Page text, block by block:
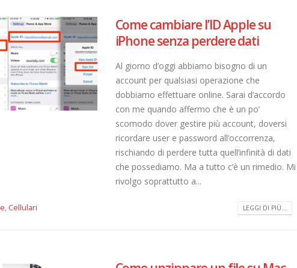
Come cambiare l’ID Apple su
iPhone senza perdere dati
Al giorno d’oggi abbiamo bisogno di un
account per qualsiasi operazione che
dobbiamo effettuare online. Sarai d’accordo
con me quando affermo che è un po’
scomodo dover gestire più account, doversi
ricordare user e password all’occorrenza,
rischiando di perdere tutta quell’infinità di dati
che possediamo. Ma a tutto c’è un rimedio. Mi
rivolgo soprattutto a...
, Cellulari LEGGI DI PIÙ...